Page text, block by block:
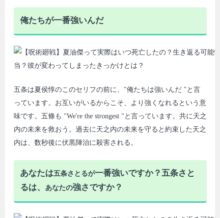
俺たちが一番強いんだ
五条は夏侯惇のこのセリフの前に、"俺たちは強いんだ "と言
っています。お互いがいるからこそ、より強くなれるという意
味です。五條も "We're the strongest "と言っています。共に天之
内の未来を救おう。過去に天之内の未来を守ると約束した天之
内は、数秒後に伏黒陣治に殺害される。
あなたは五条さとるが一番強いですか？五条さと
るは、
あなたの強さですか？